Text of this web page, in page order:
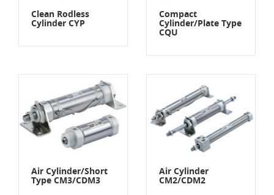
Clean Rodless
Cylinder CYP
Compact
Cylinder/Plate Type
CQU
Air Cylinder/Short
Type CM3/CDM3
Air Cylinder
CM2/CDM2